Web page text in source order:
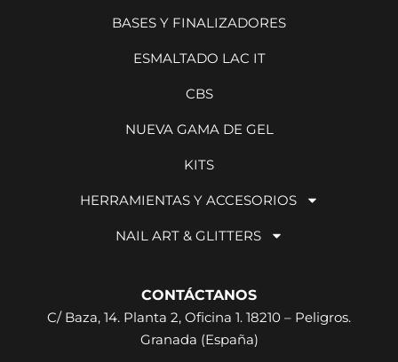
BASES Y FINALIZADORES
ESMALTADO LAC IT
CBS
NUEVA GAMA DE GEL
KITS
HERRAMIENTAS Y ACCESORIOS
NAIL ART & GLITTERS
CONTÁCTANOS
C/ Baza, 14. Planta 2, Oficina 1. 18210 – Peligros.
Granada (España)